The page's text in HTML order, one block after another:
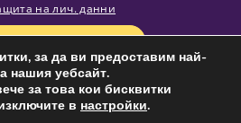
на лич. данни
All rights reserved.
за да ви предоставим най-
нашия уебсайт.
за това кои бисквитки
в настройки.